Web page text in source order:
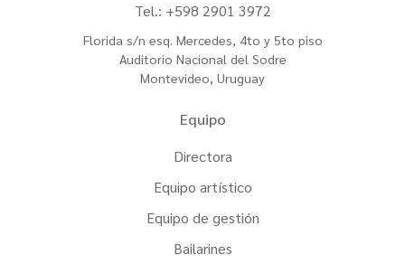
Tel.: +598 2901 3972
Florida s/n esq. Mercedes, 4to y 5to piso
Auditorio Nacional del Sodre
Montevideo, Uruguay
Equipo
Directora
Equipo artístico
Equipo de gestión
Bailarines